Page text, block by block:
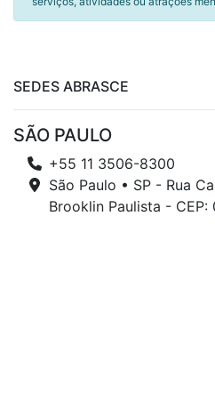
SEDES ABRASCE
SÃO PAULO
+55 11 3506-8300
São Paulo • SP - Rua
Brooklin Paulista - CEP: